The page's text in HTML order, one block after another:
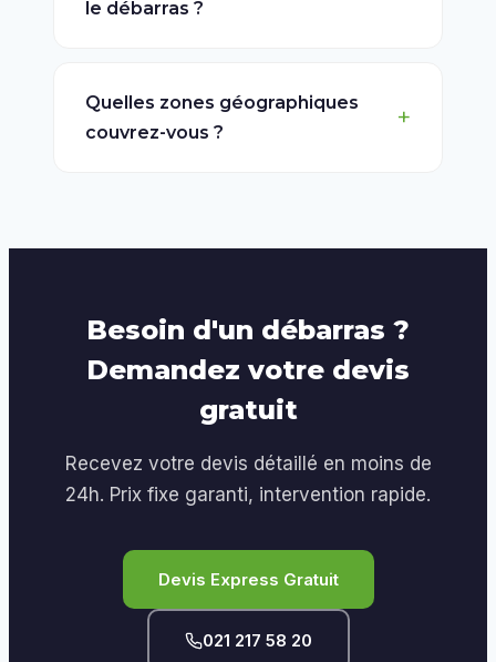
le débarras ?
Quelles zones géographiques
couvrez-vous ?
Besoin d'un débarras ?
Demandez votre devis
gratuit
Recevez votre devis détaillé en moins de
24h. Prix fixe garanti, intervention rapide.
Devis Express Gratuit
021 217 58 20